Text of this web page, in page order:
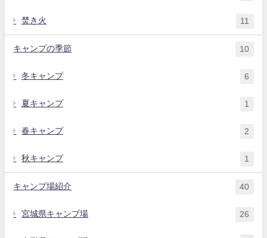
焚き火 11
キャンプの季節 10
冬キャンプ 6
夏キャンプ 1
春キャンプ 2
秋キャンプ 1
キャンプ場紹介 40
宮城県キャンプ場 26